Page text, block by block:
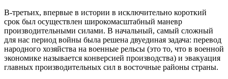
В-третьих, впервые в истории в исключительно короткий
срок был осуществлен широкомасштабный маневр
производительными силами. В начальный, самый сложный
для нас период войны была решена двуединая задача: перевод
народного хозяйства на военные рельсы (это то, что в военной
экономике называется конверсией производства) и эвакуация
главных производительных сил в восточные районы страны.